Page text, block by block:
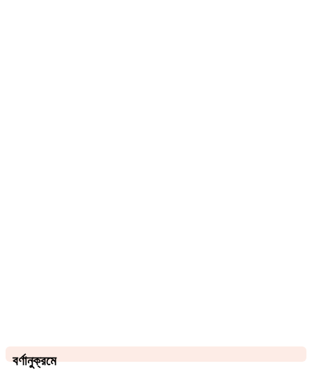
বর্ণানুক্রমে